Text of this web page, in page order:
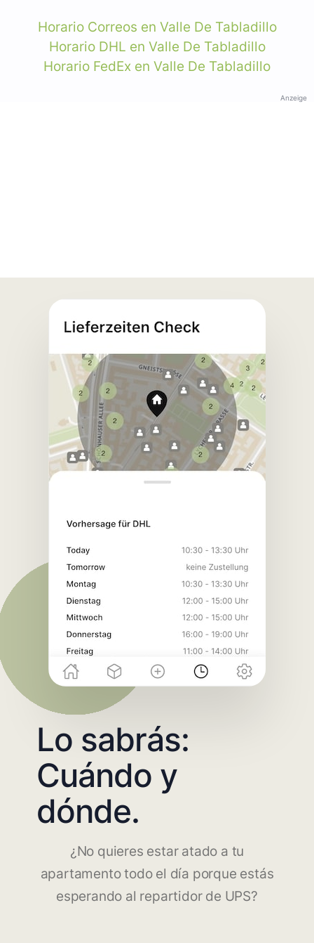
Horario Correos en Valle De Tabladillo
Horario DHL en Valle De Tabladillo
Horario FedEx en Valle De Tabladillo
Anzeige
Lo sabrás:
Cuándo y
dónde.
¿No quieres estar atado a tu
apartamento todo el día porque estás
esperando al repartidor de UPS?